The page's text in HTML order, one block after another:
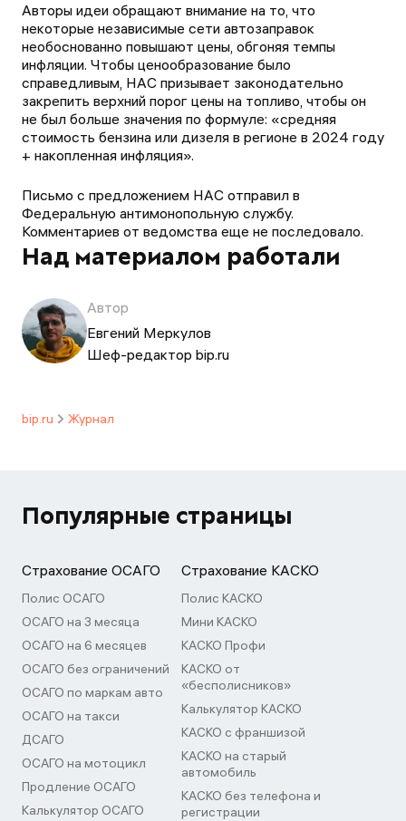
Авторы идеи обращают внимание на то, что
некоторые независимые сети автозаправок
необоснованно повышают цены, обгоняя темпы
инфляции. Чтобы ценообразование было
справедливым, НАС призывает законодательно
закрепить верхний порог цены на топливо, чтобы он
не был больше значения по формуле: «средняя
стоимость бензина или дизеля в регионе в 2024 году
+ накопленная инфляция».
Письмо с предложением НАС отправил в
Федеральную антимонопольную службу.
Комментариев от ведомства еще не последовало.
Над материалом работали
Автор
Евгений Меркулов
Шеф-редактор bip.ru
bip.ru Журнал
Популярные страницы
Страхование ОСАГО
Полис ОСАГО
ОСАГО на 3 месяца
ОСАГО на 6 месяцев
ОСАГО без ограничений
ОСАГО по маркам авто
ОСАГО на такси
ДСАГО
ОСАГО на мотоцикл
Продление ОСАГО
Калькулятор ОСАГО
Страхование КАСКО
Полис КАСКО
Мини КАСКО
КАСКО Профи
КАСКО от
«бесполисников»
Калькулятор КАСКО
КАСКО с франшизой
КАСКО на старый
автомобиль
КАСКО без телефона и
регистрации